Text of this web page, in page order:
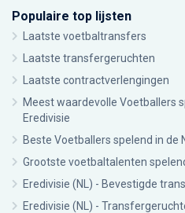
Populaire top lijsten
Laatste voetbaltransfers
Laatste transfergeruchten
Laatste contractverlengingen
Meest waardevolle Voetballers
Eredivisie
Beste Voetballers spelend in de
Grootste voetbaltalenten
Eredivisie (NL) - Bevestigde
Eredivisie (NL) -